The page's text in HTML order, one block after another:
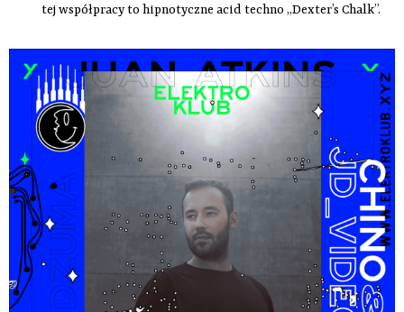
tej współpracy to hipnotyczne acid techno „Dexter’s Chalk”.